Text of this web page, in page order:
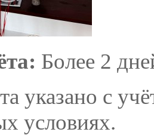
Более 2
указано с
условиях.